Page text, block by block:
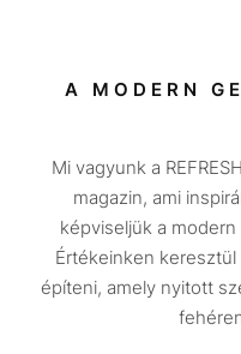
A MODERN
Mi vagyunk a
magazin, ami
képviseljük a
Értékeinken
építeni, amely nyitott